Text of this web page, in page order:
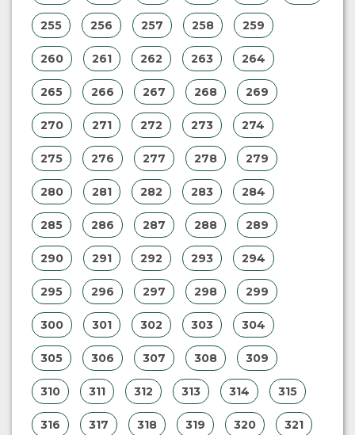
255 256 257 258 259
260 261 262 263 264
265 266 267 268 269
270 271 272 273 274
275 276 277 278 279
280 281 282 283 284
285 286 287 288 289
290 291 292 293 294
295 296 297 298 299
300 301 302 303 304
305 306 307 308 309
310 311 312 313 314 315
316 317 318 319 320 321